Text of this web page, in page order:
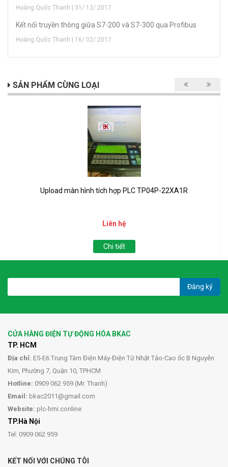
Hoàng Quốc Thanh | 31/ 12/ 2017
Kết nối truyền thông giữa S7-200 và S7-300 qua Profibus
Hoàng Quốc Thanh | 16/ 02/ 2017
SẢN PHẨM CÙNG LOẠI
Upload màn hình tích hợp PLC TP04P-22XA1R
Liên hệ
Chi tiết
Đăng ký
CỬA HÀNG ĐIỆN TỰ ĐỘNG HÓA BKAC
TP. HCM
Địa chỉ: E5-E6 Trung Tâm Điện Máy-Điện Tử Nhật Tảo-Cao ốc B Nguyễn
Kim, Phường 7, Quận 10, TPHCM
Hotline: 0909 062 959 (Mr. Thanh)
Email: bkac2011@gmail.com
Website: plc-hmi.conline
TP.Hà Nội
Tel: 0909 062 959
KẾT NỐI VỚI CHÚNG TÔI